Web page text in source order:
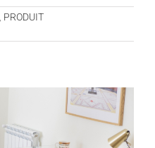
PRODUIT